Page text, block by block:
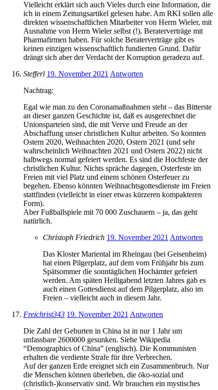
Vielleicht erklärt sich auch Vieles durch eine Information, die
ich in einem Zeitungsartikel gelesen habe. Am RKI sollen alle
direkten wissenschaftlichen Mitarbeiter von Herrn Wieler, mit
Ausnahme von Herrn Wieler selbst (!), Beraterverträge mit
Pharmafirmen haben. Für solche Beraterverträge gibt es
keinen einzigen wissenschaftlich fundierten Grund. Dafür
drängt sich aber der Verdacht der Korruption geradezu auf.
Stefferl 19. November 2021 Antworten
Nachtrag:
Egal wie man zu den Coronamaßnahmen steht – das Bitterste
an dieser ganzen Geschichte ist, daß es ausgerechnet die
Unionsparteien sind, die mit Verve und Freude an der
Abschaffung unser christlichen Kultur arbeiten. So konnten
Ostern 2020, Weihnachten 2020, Ostern 2021 (und sehr
wahrscheinlich Weihnachten 2021 und Ostern 2022) nicht
halbwegs normal gefeiert werden. Es sind die Hochfeste der
christlichen Kultur. Nichts spräche dagegen, Osterfeste im
Freien mit viel Platz und einem schönen Osterfeuer zu
begehen. Ebenso könnten Weihnachtsgottesdienste im Freien
stattfinden (vielleicht in einer etwas kürzeren kompakteren
Form).
Aber Fußballspiele mit 70 000 Zuschauern – ja, das geht
natürlich.
Christoph Friedrich 19. November 2021 Antworten
Das Kloster Mariental im Rheingau (bei Geisenheim)
hat einen Pilgerplatz, auf dem vom Frühjahr bis zum
Spätsommer die sonntäglichen Hochämter gefeiert
werden. Am späten Heiligabend letzten Jahres gab es
auch einen Gottesdienst auf dem Pilgerplatz, also im
Freien – vielleicht auch in diesem Jahr.
Freichrist343 19. November 2021 Antworten
Die Zahl der Geburten in China ist in nur 1 Jahr um
unfassbare 2600000 gesunken. Siehe Wikipedia
“Demographics of China” (englisch). Die Kommunisten
erhalten die verdiente Strafe für ihre Verbrechen.
Auf der ganzen Erde ereignet sich ein Zusammenbruch. Nur
die Menschen können überleben, die öko-sozial und
(christlich-)konservativ sind. Wir brauchen ein mystisches